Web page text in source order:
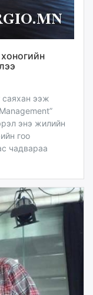
саяхан ээж
энэ жилийн
гоо
чадвараа